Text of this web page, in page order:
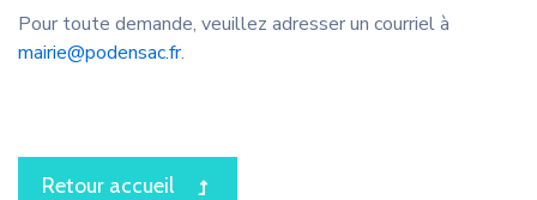
Pour toute demande, veuillez adresser un courriel à
mairie@podensac.fr.
Retour accueil